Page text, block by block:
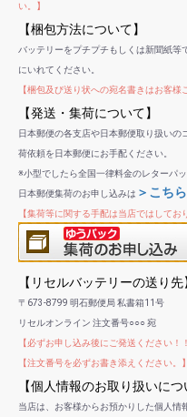
い。】
【梱包方法について】
バッテリーをプチプチもしくは新聞紙
にいれてください。
【梱包及び送り状への宛名書きはお客様
【発送・集荷について】
日本郵便の各支店や日本郵便取り扱い
荷依頼を日本郵便にお手配ください。
※小型でしたら全国一律料金のレターパッ
日本郵便集荷のお申し込みは ＞こちら
【集荷等に関する手配は当店ではしてお
【リセルバッテリーの送り先
〒673-8799 明石郵便局 私書箱11号
リセルオンライン 注文番号○○○ 宛
【必ずお申し込み後にご発送ください！
【注文番号を必ずお書き添えください。】
【個人情報のお取り扱いにつ
当店は、お客様からお預かりした個人情